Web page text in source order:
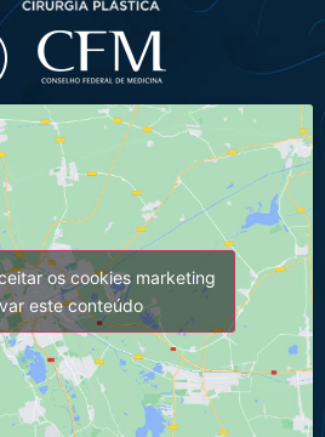
os cookies marketing
este conteúdo